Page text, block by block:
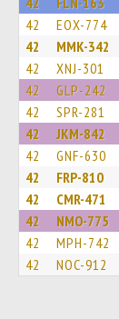
42 EOX-774
42 MMK-342
42 XNJ-301
42 GLP-242
42 SPR-281
42 JKM-842
42 GNF-630
42 FRP-810
42 CMR-471
42 NMO-775
42 MPH-742
42 NOC-912